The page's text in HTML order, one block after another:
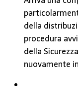
della
procedura
della
nuovamente